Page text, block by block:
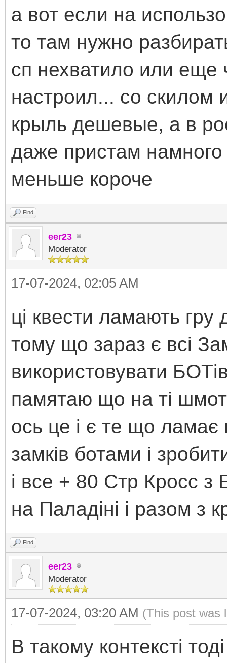
а вот если на
то там нужно
сп нехватило или
настроил... со скилом
крыль дешевые, а в
даже пристам
меньше короче
Find
eer23
Moderator
17-07-2024, 02:05 AM
ці квести ламають
тому що зараз є всі
використовувати
памятаю що на ті
ось це і є те що
замків ботами і
і все + 80 Стр Кросс з
на Паладіні і разом з
Find
eer23
Moderator
17-07-2024, 03:20 AM (This post was
В такому контексті